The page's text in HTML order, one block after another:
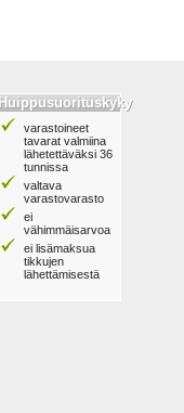
Huippusuorituskyky
varastoineet
tavarat valmiina
lähetettäväksi 36
tunnissa
valtava
varastovarasto
ei
vähimmäisarvoa
ei lisämaksua
tikkujen
lähettämisestä